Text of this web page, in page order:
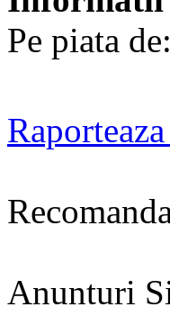
Pe piata
Anunturi